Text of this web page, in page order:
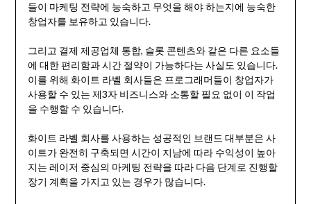
들이 마케팅 전략에 능숙하고 무엇을 해야 하는지에 능숙한
창업자를 보유하고 있습니다.
그리고 결제 제공업체 통합, 슬롯 콘텐츠와 같은 다른 요소들
에 대한 편리함과 시간 절약이 가능하다는 사실도 있습니다.
이를 위해 화이트 라벨 회사들은 프로그래머들이 창업자가
사용할 수 있는 제3자 비즈니스와 소통할 필요 없이 이 작업
을 수행할 수 있습니다.
화이트 라벨 회사를 사용하는 성공적인 브랜드 대부분은 사
이트가 완전히 구축되면 시간이 지남에 따라 수익성이 높아
지는 레이저 중심의 마케팅 전략을 따라 다음 단계로 진행할
장기 계획을 가지고 있는 경우가 많습니다.